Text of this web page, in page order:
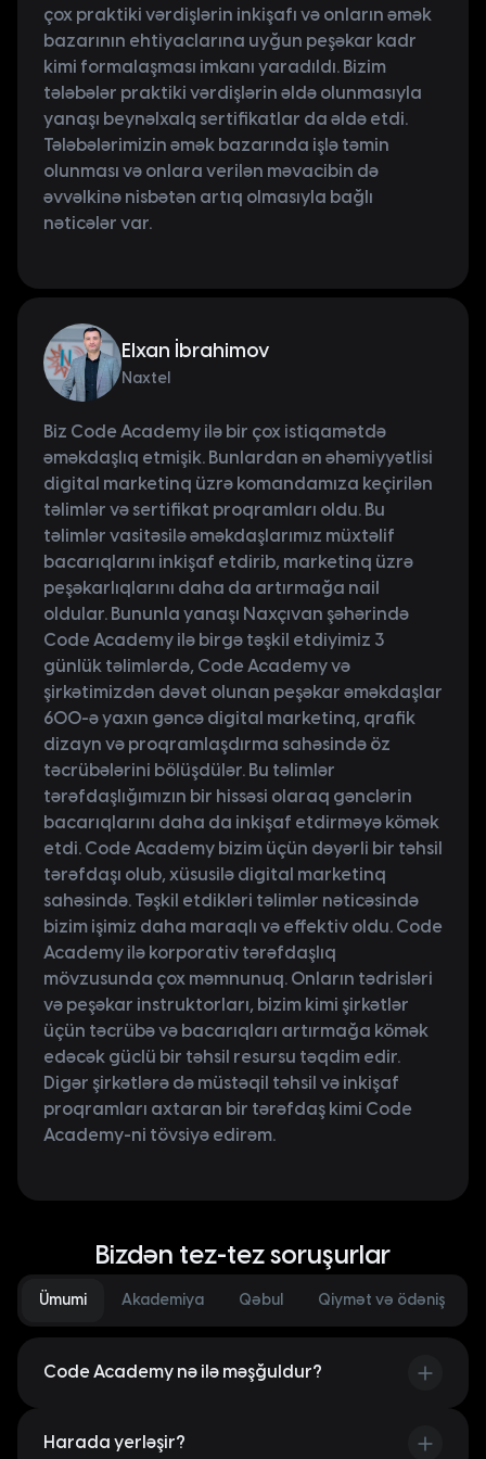
çox praktiki vərdişlərin inkişafı və onların əmək
bazarının ehtiyaclarına uyğun peşəkar kadr
kimi formalaşması imkanı yaradıldı. Bizim
tələbələr praktiki vərdişlərin əldə olunmasıyla
yanaşı beynəlxalq sertifikatlar da əldə etdi.
Tələbələrimizin əmək bazarında işlə təmin
olunması və onlara verilən məvacibin də
əvvəlkinə nisbətən artıq olmasıyla bağlı
nəticələr var.
Elxan İbrahimov
Naxtel
Biz Code Academy ilə bir çox istiqamətdə
əməkdaşlıq etmişik. Bunlardan ən əhəmiyyətlisi
digital marketinq üzrə komandamıza keçirilən
təlimlər və sertifikat proqramları oldu. Bu
təlimlər vasitəsilə əməkdaşlarımız müxtəlif
bacarıqlarını inkişaf etdirib, marketinq üzrə
peşəkarlıqlarını daha da artırmağa nail
oldular. Bununla yanaşı Naxçıvan şəhərində
Code Academy ilə birgə təşkil etdiyimiz 3
günlük təlimlərdə, Code Academy və
şirkətimizdən dəvət olunan peşəkar əməkdaşlar
600-ə yaxın gəncə digital marketinq, qrafik
dizayn və proqramlaşdırma sahəsində öz
təcrübələrini bölüşdülər. Bu təlimlər
tərəfdaşlığımızın bir hissəsi olaraq gənclərin
bacarıqlarını daha da inkişaf etdirməyə kömək
etdi. Code Academy bizim üçün dəyərli bir təhsil
tərəfdaşı olub, xüsusilə digital marketinq
sahəsində. Təşkil etdikləri təlimlər nəticəsində
bizim işimiz daha maraqlı və effektiv oldu. Code
Academy ilə korporativ tərəfdaşlıq
mövzusunda çox məmnunuq. Onların tədrisləri
və peşəkar instruktorları, bizim kimi şirkətlər
üçün təcrübə və bacarıqları artırmağa kömək
edəcək güclü bir təhsil resursu təqdim edir.
Digər şirkətlərə də müstəqil təhsil və inkişaf
proqramları axtaran bir tərəfdaş kimi Code
Academy-ni tövsiyə edirəm.
Bizdən tez-tez soruşurlar
Ümumi Akademiya Qəbul Qiymət və ödəniş
Code Academy nə ilə məşğuldur?
yüksək texnologiyalar sahəsində təcrübəli
mütəxəssislər hazırlayan tədris müəssisəsidir. Code
Harada yerləşir?